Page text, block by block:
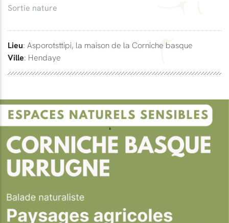
Sortie nature
Lieu: Asporotsttipi, la maison de la Corniche basque
Ville: Hendaye